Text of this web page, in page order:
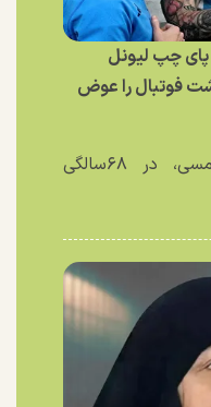
چپ لیونل
فوتبال را عوض
خورخه مسی، پدر لیونل مسی، در ۶۸سالگی